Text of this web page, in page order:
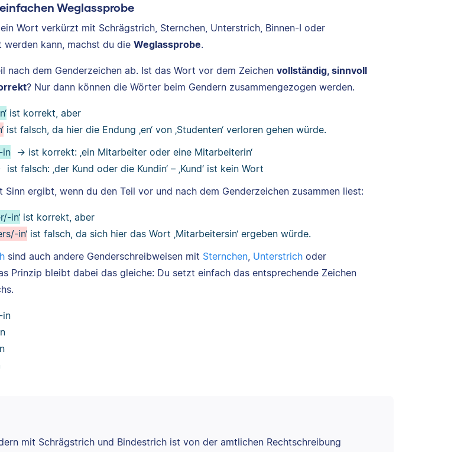
Weglassprobe
Wort verkürzt mit Schrägstrich, Sternchen, Unterstrich, Binnen-I oder
kann, machst du die Weglassprobe.
nach dem Genderzeichen ab. Ist das Wort vor dem Zeichen vollständig, sinnvoll
? Nur dann können die Wörter beim Gendern zusammengezogen werden.
ist korrekt, aber
ist falsch, da hier die Endung ‚en‘ von ‚Studenten‘ verloren gehen würde.
in → ist korrekt: ‚ein Mitarbeiter oder eine Mitarbeiterin‘
falsch: ‚der Kund oder die Kundin‘ – ‚Kund‘ ist kein Wort
Sinn ergibt, wenn du den Teil vor und nach dem Genderzeichen zusammen liest:
in‘ ist korrekt, aber
in‘ ist falsch, da sich hier das Wort ‚Mitarbeitersin‘ ergeben würde.
sind auch andere Genderschreibweisen mit Sternchen, Unterstrich oder
Prinzip bleibt dabei das gleiche: Du setzt einfach das entsprechende Zeichen
in
mit Schrägstrich und Bindestrich ist von der amtlichen Rechtschreibung